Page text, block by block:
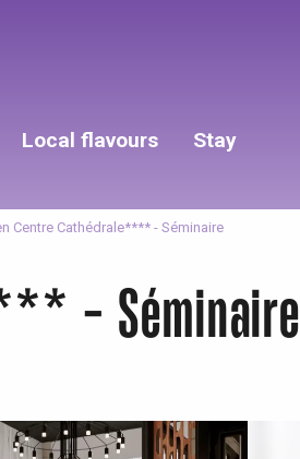
Local flavours Stay
Centre Cathédrale**** - Séminaire
- Séminaire